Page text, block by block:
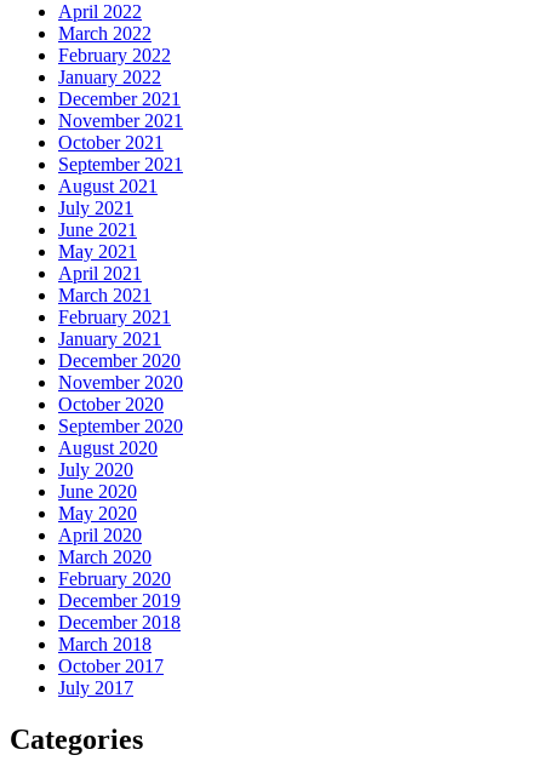
April 2022
March 2022
February 2022
January 2022
December 2021
November 2021
October 2021
September 2021
August 2021
July 2021
June 2021
May 2021
April 2021
March 2021
February 2021
January 2021
December 2020
November 2020
October 2020
September 2020
August 2020
July 2020
June 2020
May 2020
April 2020
March 2020
February 2020
December 2019
December 2018
March 2018
October 2017
July 2017
Categories